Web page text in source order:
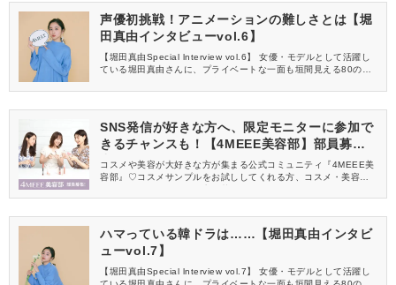
声優初挑戦！アニメーションの難しさとは【堀
田真由インタビューvol.6】
【堀田真由Special lnterview vol.6】 女優・モデルとして活躍し
ている堀田真由さんに、プライベートな一面も垣間見える80の質
SNS発信が好きな方へ、限定モニターに参加で
きるチャンスも！【4MEEE美容部】部員募集
中
コスメや美容が大好きな方が集まる公式コミュニティ『4MEEE美
容部』♡コスメサンプルをお試ししてくれる方、コスメ・美容情報
ハマっている韓ドラは……【堀田真由インタビ
ューvol.7】
【堀田真由Special lnterview vol.7】 女優・モデルとして活躍し